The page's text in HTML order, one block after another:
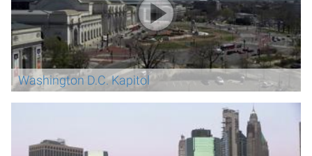
Washington D.C. Kapitol